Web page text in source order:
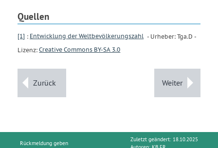
start
subscript
0
end
Quellen
[1] : Entwicklung der Weltbevölkerungszahl - Urheber: Tga.D -
Lizenz: Creative Commons BY-SA 3.0
Zurück Weiter
Rückmeldung geben
Zuletzt geändert: 18.10.2025